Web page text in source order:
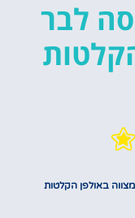
לבר
באולפן הקלטות